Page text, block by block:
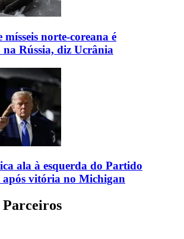
mísseis norte-coreana é
Rússia, diz Ucrânia
ala à esquerda do Partido
após vitória no Michigan
Parceiros